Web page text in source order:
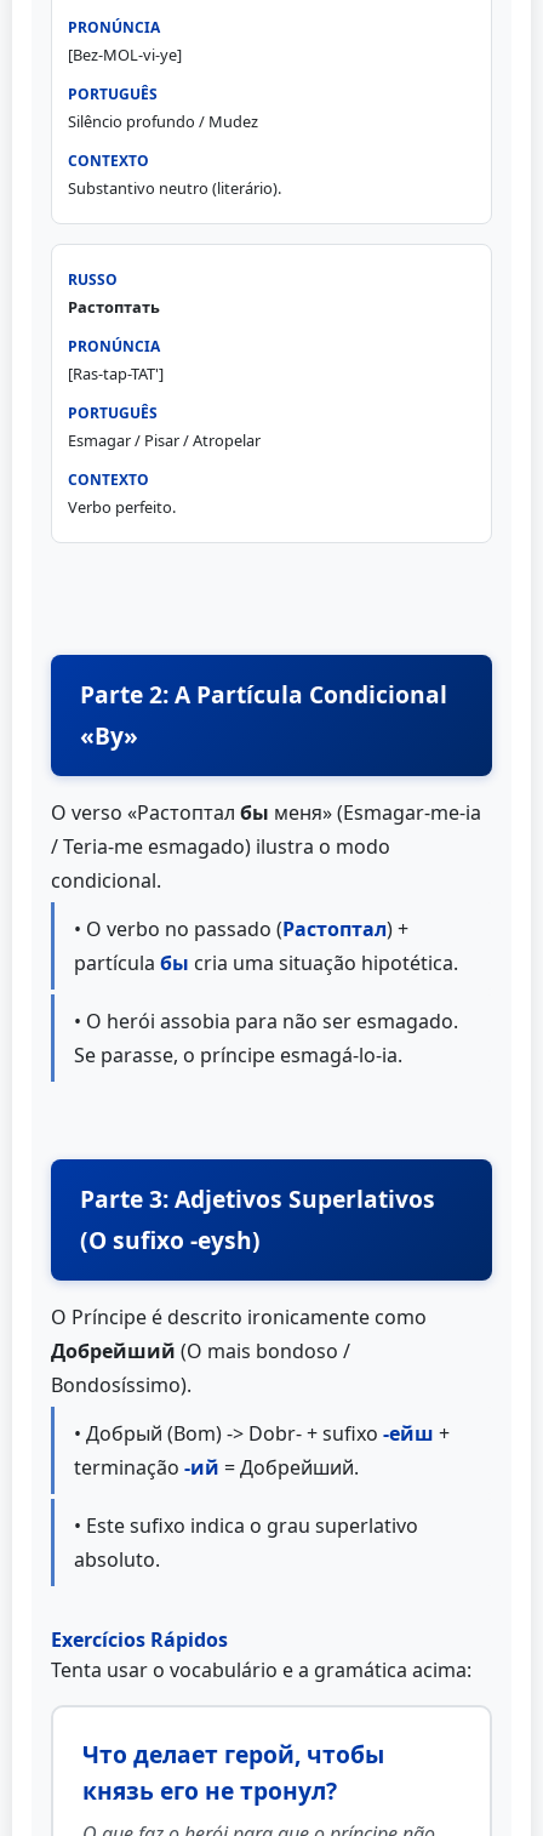
[Bez-MOL-vi-ye]
Silêncio profundo / Mudez
Substantivo neutro (literário).
Растоптать
[Ras-tap-TAT']
Esmagar / Pisar / Atropelar
Verbo perfeito.
Parte 2: A Partícula Condicional
«By»
O verso «Растоптал бы меня» (Esmagar-me-ia
/ Teria-me esmagado) ilustra o modo
condicional.
• O verbo no passado (Растоптал) +
partícula бы cria uma situação hipotética.
• O herói assobia para não ser esmagado.
Se parasse, o príncipe esmagá-lo-ia.
Parte 3: Adjetivos Superlativos
(O sufixo -eysh)
O Príncipe é descrito ironicamente como
Добрейший (O mais bondoso /
Bondosíssimo).
• Добрый (Bom) -> Dobr- + sufixo -ейш +
terminação -ий = Добрейший.
• Este sufixo indica o grau superlativo
absoluto.
Exercícios Rápidos
Tenta usar o vocabulário e a gramática acima:
Что делает герой, чтобы
князь его не тронул?